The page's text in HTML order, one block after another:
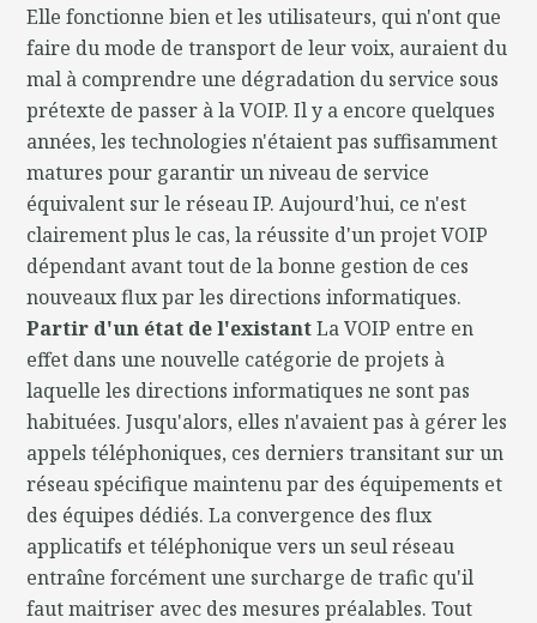
Elle fonctionne bien et les utilisateurs, qui n'ont que
faire du mode de transport de leur voix, auraient du
mal à comprendre une dégradation du service sous
prétexte de passer à la VOIP. Il y a encore quelques
années, les technologies n'étaient pas suffisamment
matures pour garantir un niveau de service
équivalent sur le réseau IP. Aujourd'hui, ce n'est
clairement plus le cas, la réussite d'un projet VOIP
dépendant avant tout de la bonne gestion de ces
nouveaux flux par les directions informatiques.
Partir d'un état de l'existantLa VOIP entre en
effet dans une nouvelle catégorie de projets à
laquelle les directions informatiques ne sont pas
habituées. Jusqu'alors, elles n'avaient pas à gérer les
appels téléphoniques, ces derniers transitant sur un
réseau spécifique maintenu par des équipements et
des équipes dédiés. La convergence des flux
applicatifs et téléphonique vers un seul réseau
entraîne forcément une surcharge de trafic qu'il
faut maitriser avec des mesures préalables. Tout